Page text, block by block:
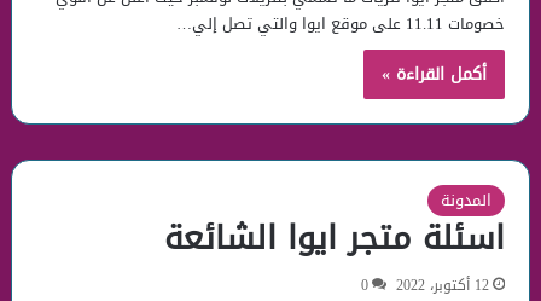
خصومات 11.11 على موقع ايوا والتي تصل إلي…
أكمل القراءة »
المدونة
اسئلة متجر ايوا الشائعة
12 أكتوبر، 2022 0